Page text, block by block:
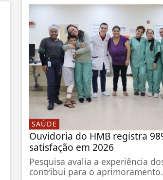
SAÚDE
Ouvidoria do HMB registra
satisfação em 2026
Pesquisa avalia a experiência
contribui para o